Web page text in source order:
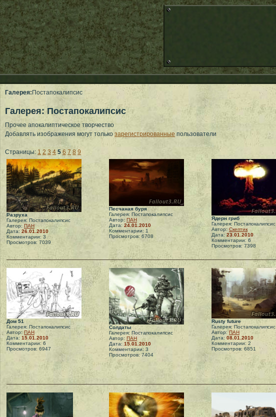
Галерея: Постапокалипсис
Галерея: Постапокалипсис
Прочее апокалиптическое творчество
Добавлять изображения могут только зарегистрированные пользователи
Страницы: 1 2 3 4 5 6 7 8 9
Разруха
Галерея: Постапокалипсис
Автор: ПАН
Дата: 26.01.2010
Комментарии: 3
Просмотров: 7039
Песчаная буря
Галерея: Постапокалипсис
Автор: ПАН
Дата: 24.01.2010
Комментарии: 1
Просмотров: 6708
Ядерн гриб
Галерея: Постапокалипсис
Автор: Скептик
Дата: 23.01.2010
Комментарии: 6
Просмотров: 7398
Дом 51
Галерея: Постапокалипсис
Автор: ПАН
Дата: 15.01.2010
Комментарии: 6
Просмотров: 6947
Солдаты
Галерея: Постапокалипсис
Автор: ПАН
Дата: 15.01.2010
Комментарии: 3
Просмотров: 7404
Rusty future
Галерея: Постапокалипсис
Автор:ПАН
Дата: 08.01.2010
Комментарии: 2
Просмотров: 6851